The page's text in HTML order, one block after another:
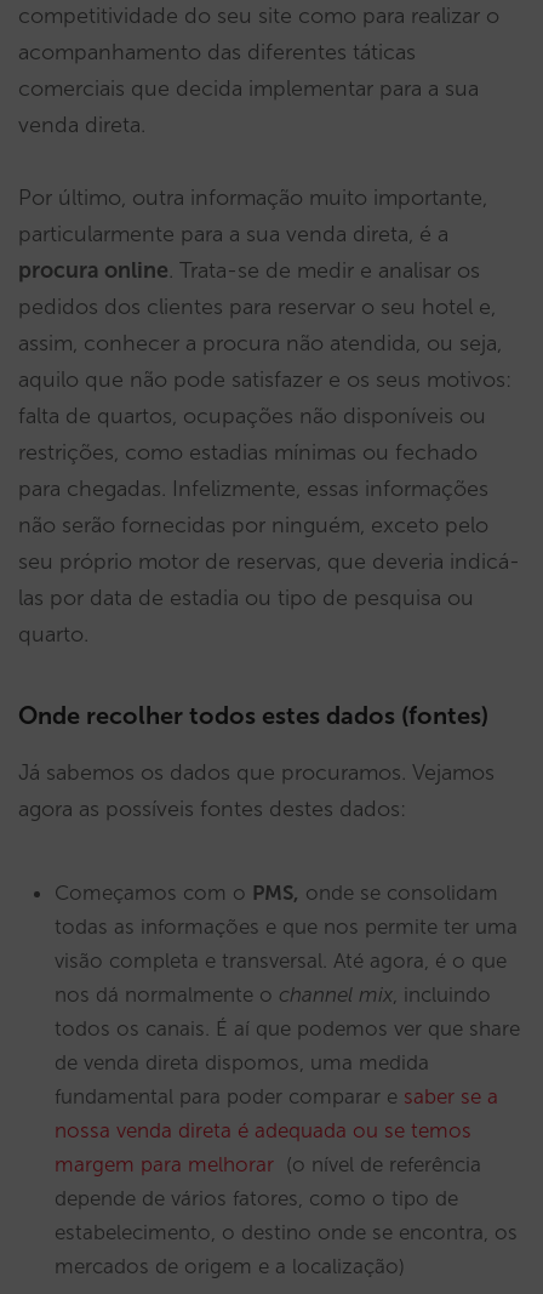
competitividade do seu site como para realizar o
acompanhamento das diferentes táticas
comerciais que decida implementar para a sua
venda direta.
Por último, outra informação muito importante,
particularmente para a sua venda direta, é a
procura online. Trata-se de medir e analisar os
pedidos dos clientes para reservar o seu hotel e,
assim, conhecer a procura não atendida, ou seja,
aquilo que não pode satisfazer e os seus motivos:
falta de quartos, ocupações não disponíveis ou
restrições, como estadias mínimas ou fechado
para chegadas. Infelizmente, essas informações
não serão fornecidas por ninguém, exceto pelo
seu próprio motor de reservas, que deveria indicá-
las por data de estadia ou tipo de pesquisa ou
quarto.
Onde recolher todos estes dados (fontes)
Já sabemos os dados que procuramos. Vejamos
agora as possíveis fontes destes dados:
Começamos com o PMS, onde se consolidam
todas as informações e que nos permite ter uma
visão completa e transversal. Até agora, é o que
nos dá normalmente o channel mix , incluindo
todos os canais. É aí que podemos ver que share
de venda direta dispomos, uma medida
fundamental para poder comparar e saber se a
nossa venda direta é adequada ou se temos
margem para melhorar (o nível de referência
depende de vários fatores, como o tipo de
estabelecimento, o destino onde se encontra, os
mercados de origem e a localização)